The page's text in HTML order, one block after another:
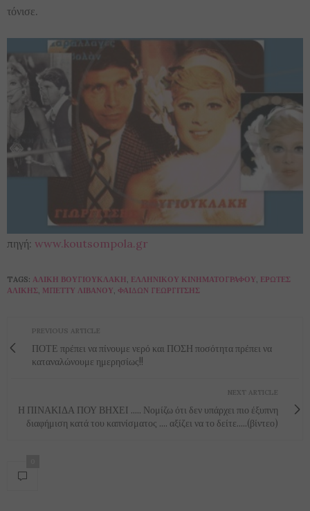
τόνισε.
πηγή: www.koutsompola.gr
TAGS: ΑΛΊΚΗ ΒΟΥΓΙΟΥΚΛΆΚΗ ΕΛΛΗΝΙΚΟΎ ΚΙΝΗΜΑΤΟΓΡΆΦΟΥ ΈΡΩΤΕΣ
ΑΛΊΚΗΣ ΜΠΈΤΤΥ ΛΙΒΑΝΟΎ ΦΑΊΔΩΝ ΓΕΩΡΓΊΤΣΗΣ
PREVIOUS ARTICLE
ΠΟΤΕ πρέπει να πίνουμε νερό και ΠΟΣΗ ποσότητα πρέπει να
καταναλώνουμε ημερησίως!!
NEXT ARTICLE
Η ΠΙΝΑΚΙΔΑ ΠΟΥ ΒΗΧΕΙ ..... Νομίζω ότι δεν υπάρχει πιο έξυπνη
διαφήμιση κατά του καπνίσματος .... αξίζει να το δείτε.....(βίντεο)